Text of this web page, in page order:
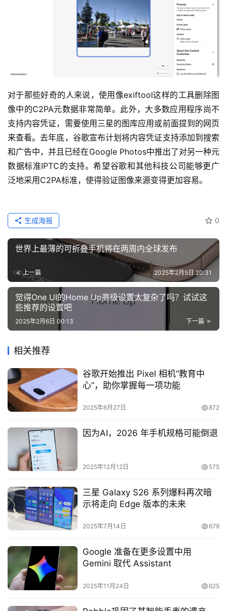
对于那些好奇的人来说，使用像exiftool这样的工具删除图
像中的C2PA元数据非常简单。此外，大多数应用程序尚不
支持内容凭证，需要使用三星的图库应用或前面提到的网页
来查看。去年底，谷歌宣布计划将内容凭证支持添加到搜索
和广告中，并且已经在Google Photos中推出了对另一种元
数据标准IPTC的支持。希望谷歌和其他科技公司能够更广
泛地采用C2PA标准，使得验证图像来源变得更加容易。
0
生成海报
世界上最薄的可折叠手机将在两周内全球发布
上一篇 2025年2月5日 20:31
觉得One UI的Home Up高级设置太复杂了吗？试试这
些推荐的设置吧
下一篇
2025年2月6日 00:13
相关推荐
谷歌开始推出 Pixel 相机“教育中
心”，助你掌握每一项功能
2025年6月27日 872
因为AI，2026 年手机规格可能倒退
2025年12月12日 575
三星 Galaxy S26 系列爆料再次暗
示将走向 Edge 版本的未来
2025年7月14日 679
Google 准备在更多设置中用
Gemini 取代 Assistant
2025年11月24日 625